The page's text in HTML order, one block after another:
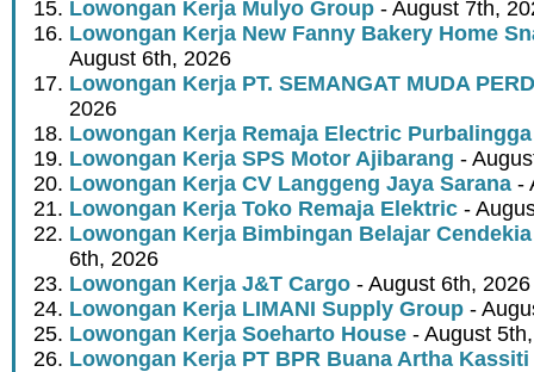
Lowongan Kerja Mulyo Group - August 7th,
Lowongan Kerja New Fanny Bakery Home
August 6th, 2026
Lowongan Kerja PT. SEMANGAT MUDA
2026
Lowongan Kerja Remaja Electric Purbalingga
Lowongan Kerja SPS Motor Ajibarang -
Lowongan Kerja CV Langgeng Jaya Sarana -
Lowongan Kerja Toko Remaja Elektric -
Lowongan Kerja Bimbingan Belajar
6th, 2026
Lowongan Kerja J&T Cargo - August 6th, 2026
Lowongan Kerja LIMANI Supply Group -
Lowongan Kerja Soeharto House - August
Lowongan Kerja PT BPR Buana Artha Kassiti